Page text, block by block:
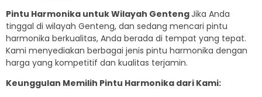
Pintu Harmonika untuk Wilayah GentengJika Anda
tinggal di wilayah Genteng, dan sedang mencari pintu
harmonika berkualitas, Anda berada di tempat yang tepat.
Kami menyediakan berbagai jenis pintu harmonika dengan
harga yang kompetitif dan kualitas terjamin.
Keunggulan Memilih Pintu Harmonika dari Kami: